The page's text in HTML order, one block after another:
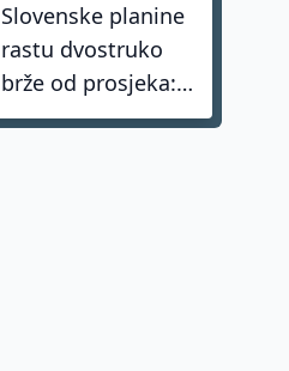
zakona i do 73.000
eura
Slovenske planine
rastu dvostruko
brže od prosjeka:
coolcation je